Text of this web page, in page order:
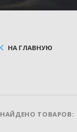
НА ГЛАВНУЮ
НАЙДЕНО ТОВАРОВ: